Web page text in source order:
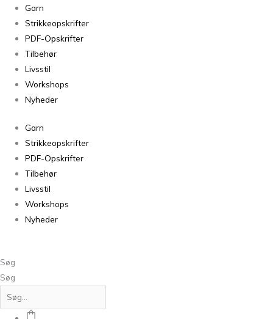
Garn
Strikkeopskrifter
PDF-Opskrifter
Tilbehør
Livsstil
Workshops
Nyheder
Garn
Strikkeopskrifter
PDF-Opskrifter
Tilbehør
Livsstil
Workshops
Nyheder
Søg
Søg